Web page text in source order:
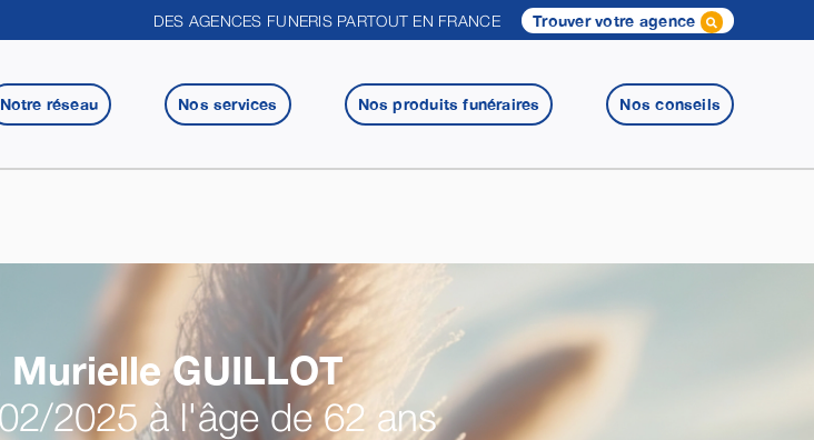
DES AGENCES FUNERIS PARTOUT EN FRANCE Trouver votre agence
Notre réseau Nos services Nos produits funéraires Nos conseils
MurielleGUILLOT
2025 à l'âge de 62 ans